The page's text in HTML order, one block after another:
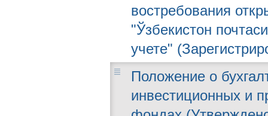
востребования
"Ўзбекистон
учете"
Положение о
инвестиционных и